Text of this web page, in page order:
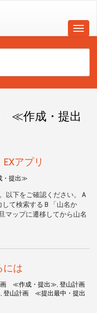
≪作成・提出
アプリ
提出≫
以下をご確認ください。 A
て検索する B 「山名か
マップに遷移してから山名
には
画 ≪作成・提出≫, 登山計画
, 登山計画 ≪提出最中・提出